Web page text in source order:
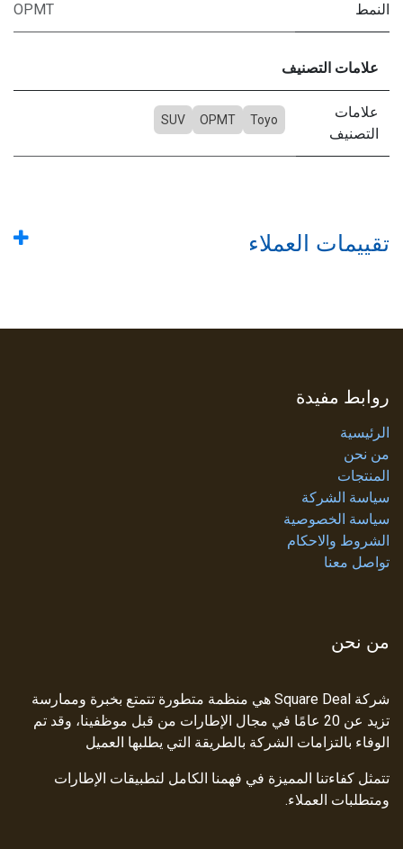
النمط OPMT
علامات التصنيف
علامات
التصنيف
Toyo
OPMT
SUV
تقييمات العملاء
روابط مفيدة
الرئيسية
من نحن
المنتجات
سياسة الشركة
سياسة الخصوصية
الشروط والاحكام
تواصل معنا
من نحن
شركة Square Deal هي منظمة متطورة تتمتع بخبرة وممارسة
تزيد عن 20 عامًا في مجال الإطارات من قبل موظفينا، وقد تم
الوفاء بالتزامات الشركة بالطريقة التي يطلبها العميل
تتمثل كفاءتنا المميزة في فهمنا الكامل لتطبيقات الإطارات
ومتطلبات العملاء.